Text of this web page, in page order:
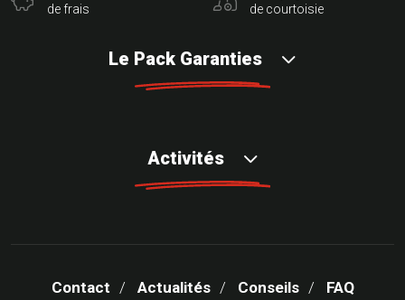
de frais
de courtoisie
Le Pack Garanties
Activités
Contact Actualités Conseils FAQ